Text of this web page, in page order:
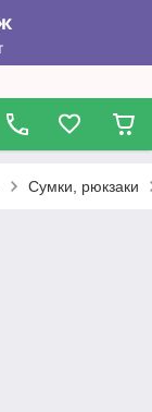
Сумки, рюкзаки